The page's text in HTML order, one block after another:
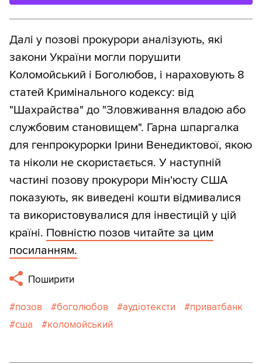
Далі у позові прокурори аналізують, які
закони України могли порушити
Коломойський і Боголюбов, і нараховують 8
статей Кримінального кодексу: від
"Шахрайства" до "Зловживання владою або
службовим становищем". Гарна шпаргалка
для генпрокурорки Ірини Венедиктової, якою
та ніколи не скористається. У наступній
частині позову прокурори Мін'юсту США
показують, як виведені кошти відмивалися
та використовувалися для інвестицій у цій
країні. Повністю позов читайте за цим
посиланням.
Поширити
позов боголюбов аудіотексти
приватбанк
сша
коломойський